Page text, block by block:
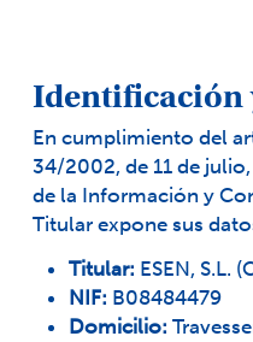
Identificación
En cumplimiento del
34/2002, de 11 de
de la Información y
Titular expone sus
Titular: ESEN, S.L.
NIF: B08484479
Domicilio: